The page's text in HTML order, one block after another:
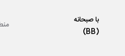
با صبحانه
(BB)